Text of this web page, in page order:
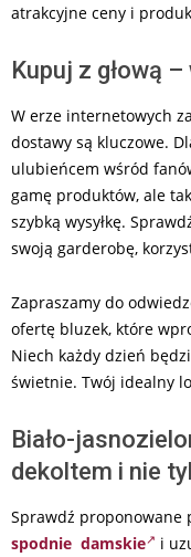
atrakcyjne ceny i
Kupuj z głową
W erze internetowych
dostawy są kluczowe.
ulubieńcem wśród
gamę produktów, ale
szybką wysyłkę.
swoją garderobę,
Zapraszamy do
ofertę bluzek, które
Niech każdy dzień
świetnie. Twój idealny
Biało-
dekoltem i nie
Sprawdź proponowane
spodnie damskie
i